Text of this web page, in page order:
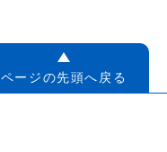
ページの先頭へ戻る